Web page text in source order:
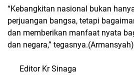
“Kebangkitan nasional bukan
perjuangan bangsa, tetapi
dan memberikan manfaat nyata
dan negara,” tegasnya.(Armansyah)
Editor Kr Sinaga